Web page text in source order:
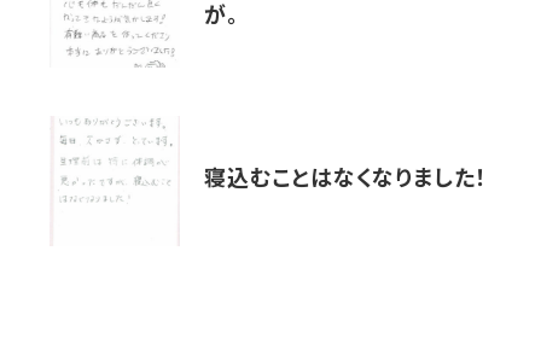
が。
寝込むことはなくなりました！